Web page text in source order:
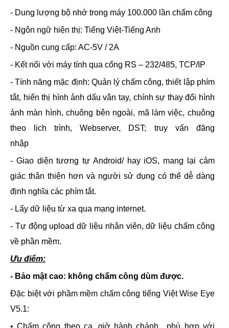
- Dung lượng bộ nhớ trong máy 100.000 lần chấm công
- Ngôn ngữ hiện thị: Tiếng Việt-Tiếng Anh
- Nguồn cung cấp: AC-5V / 2A
- Kết nối với máy tính qua cổng RS – 232/485, TCP/IP
- Tính năng mặc định: Quản lý chấm công, thiết lập phím
tắt, hiển thị hình ảnh dấu vân tay, chính sự thay đổi hình
ảnh màn hình, chuông bên ngoài, mã làm việc, chuông
theo lịch trình, Webserver, DST; truy vấn đăng
nhập
- Giao diện tương tự Android/ hay iOS, mang lại cảm
giác thân thiện hơn và người sử dụng có thể dễ dàng
định nghĩa các phím tắt.
- Lấy dữ liệu từ xa qua mạng internet.
- Tự động upload dữ liệu nhân viên, dữ liệu chấm công
về phần mềm.
Ưu điểm:
- Bảo mật cao: không chấm công dùm được.
Đặc biệt với phầm mềm chấm công tiếng Việt Wise Eye
V5.1:
• Chấm công theo ca, giờ hành chánh…phù hợp với